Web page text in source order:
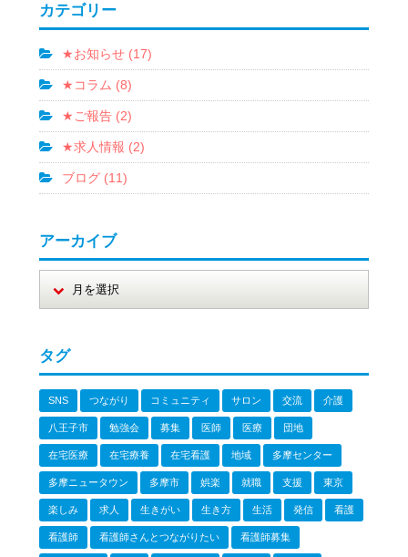
カテゴリー
★お知らせ (17)
★コラム (8)
★ご報告 (2)
★求人情報 (2)
ブログ (11)
アーカイブ
タグ
SNS つながり コミュニティ サロン 交流 介護
八王子市 勉強会 募集 医師 医療 団地
在宅医療 在宅療養 在宅看護 地域 多摩センター
多摩ニュータウン 多摩市 娯楽 就職 支援 東京
楽しみ 求人 生きがい 生き方 生活 発信 看護
看護師 看護師さんとつながりたい 看護師募集